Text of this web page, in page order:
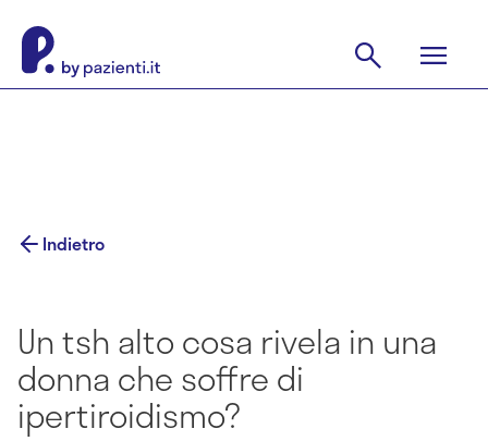
Indietro
Un tsh alto cosa rivela in una
donna che soffre di
ipertiroidismo?